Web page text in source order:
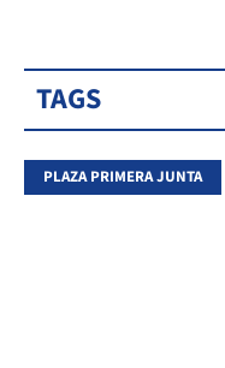
TAGS
PLAZA PRIMERA JUNTA